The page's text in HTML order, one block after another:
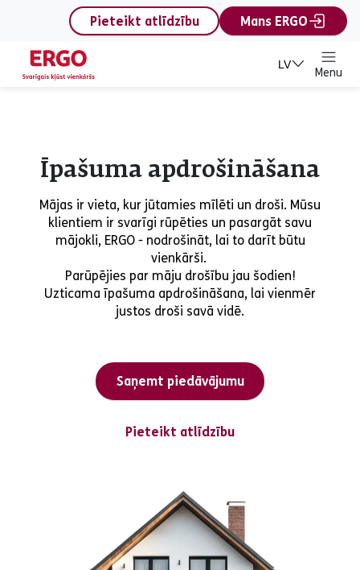
content
Pieteikt atlīdzību
Mans ERGO
LV
Menu
Īpašuma apdrošināšana
Mājas ir vieta, kur jūtamies mīlēti un droši. Mūsu
klientiem ir svarīgi rūpēties un pasargāt savu
mājokli, ERGO - nodrošināt, lai to darīt būtu
vienkārši.
Parūpējies par māju drošību jau šodien!
Uzticama īpašuma apdrošināšana, lai vienmēr
justos droši savā vidē.
Saņemt piedāvājumu
Pieteikt atlīdzību